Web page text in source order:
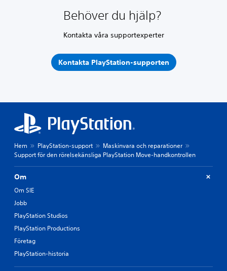
Behöver du hjälp?
Kontakta våra supportexperter
Kontakta PlayStation-supporten
Hem PlayStation-support
Maskinvara och reparationer
Support för den rörelsekänsliga PlayStation Move-handkontrollen
Om
Om SIE
Jobb
PlayStation Studios
PlayStation Productions
Företag
PlayStation-historia